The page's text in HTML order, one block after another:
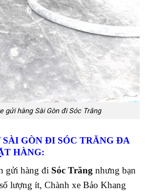
gửi hàng Sài Gòn đi Sóc Trăng
GÒN ĐI SÓC TRĂNG ĐA
HÀNG:
gửi hàng đi Sóc Trăng nhưng bạn
lượng ít, Chành xe Bảo Khang